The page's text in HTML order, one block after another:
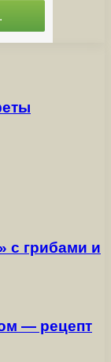
с грибами и
— рецепт